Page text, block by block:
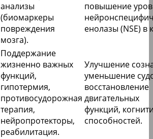
анализы
(биомаркеры
повреждения
мозга).
повышение
енолазы (NSE) в
Поддержание
жизненно важных
функций,
гипотермия,
противосудорожная
терапия,
нейропротекторы,
реабилитация.
Улучшение
уменьшение
восстановление
двигательных
функций,
способностей.